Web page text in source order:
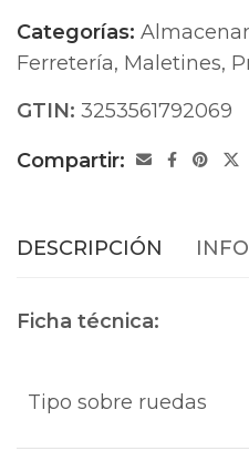
Categorías:
Ferretería, Maletines,
GTIN: 3253561792069
Compartir:
DESCRIPCIÓN
Ficha técnica:
Tipo sobre ruedas